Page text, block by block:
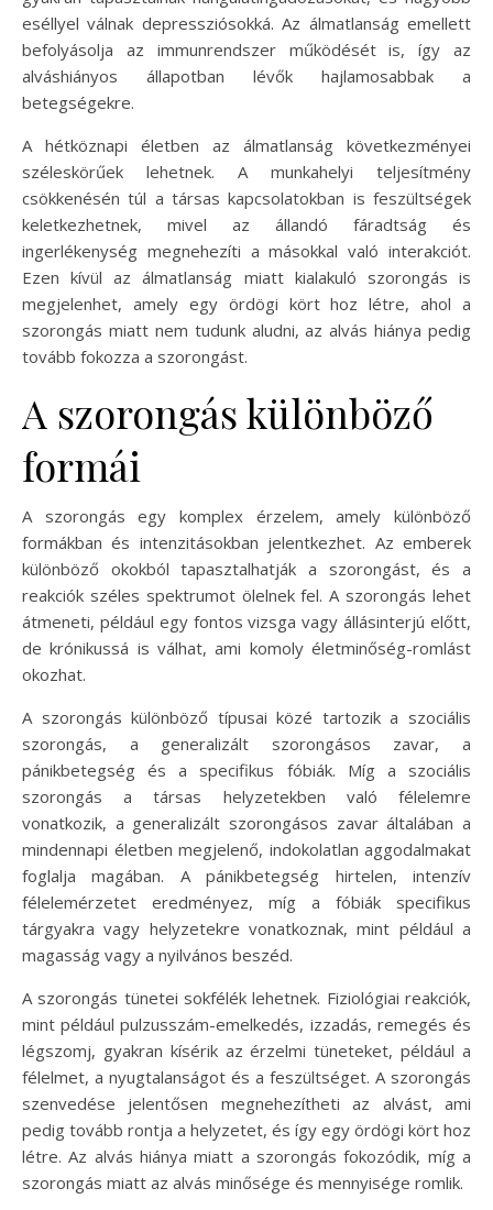
eséllyel válnak depressziósokká. Az álmatlanság emellett
befolyásolja az immunrendszer működését is, így az
alváshiányos állapotban lévők hajlamosabbak a
betegségekre.
A hétköznapi életben az álmatlanság következményei
széleskörűek lehetnek. A munkahelyi teljesítmény
csökkenésén túl a társas kapcsolatokban is feszültségek
keletkezhetnek, mivel az állandó fáradtság és
ingerlékenység megnehezíti a másokkal való interakciót.
Ezen kívül az álmatlanság miatt kialakuló szorongás is
megjelenhet, amely egy ördögi kört hoz létre, ahol a
szorongás miatt nem tudunk aludni, az alvás hiánya pedig
tovább fokozza a szorongást.
A szorongás különböző
formái
A szorongás egy komplex érzelem, amely különböző
formákban és intenzitásokban jelentkezhet. Az emberek
különböző okokból tapasztalhatják a szorongást, és a
reakciók széles spektrumot ölelnek fel. A szorongás lehet
átmeneti, például egy fontos vizsga vagy állásinterjú előtt,
de krónikussá is válhat, ami komoly életminőség-romlást
okozhat.
A szorongás különböző típusai közé tartozik a szociális
szorongás, a generalizált szorongásos zavar, a
pánikbetegség és a specifikus fóbiák. Míg a szociális
szorongás a társas helyzetekben való félelemre
vonatkozik, a generalizált szorongásos zavar általában a
mindennapi életben megjelenő, indokolatlan aggodalmakat
foglalja magában. A pánikbetegség hirtelen, intenzív
félelemérzetet eredményez, míg a fóbiák specifikus
tárgyakra vagy helyzetekre vonatkoznak, mint például a
magasság vagy a nyilvános beszéd.
A szorongás tünetei sokfélék lehetnek. Fiziológiai reakciók,
mint például pulzusszám-emelkedés, izzadás, remegés és
légszomj, gyakran kísérik az érzelmi tüneteket, például a
félelmet, a nyugtalanságot és a feszültséget. A szorongás
szenvedése jelentősen megnehezítheti az alvást, ami
pedig tovább rontja a helyzetet, és így egy ördögi kört hoz
létre. Az alvás hiánya miatt a szorongás fokozódik, míg a
szorongás miatt az alvás minősége és mennyisége romlik.